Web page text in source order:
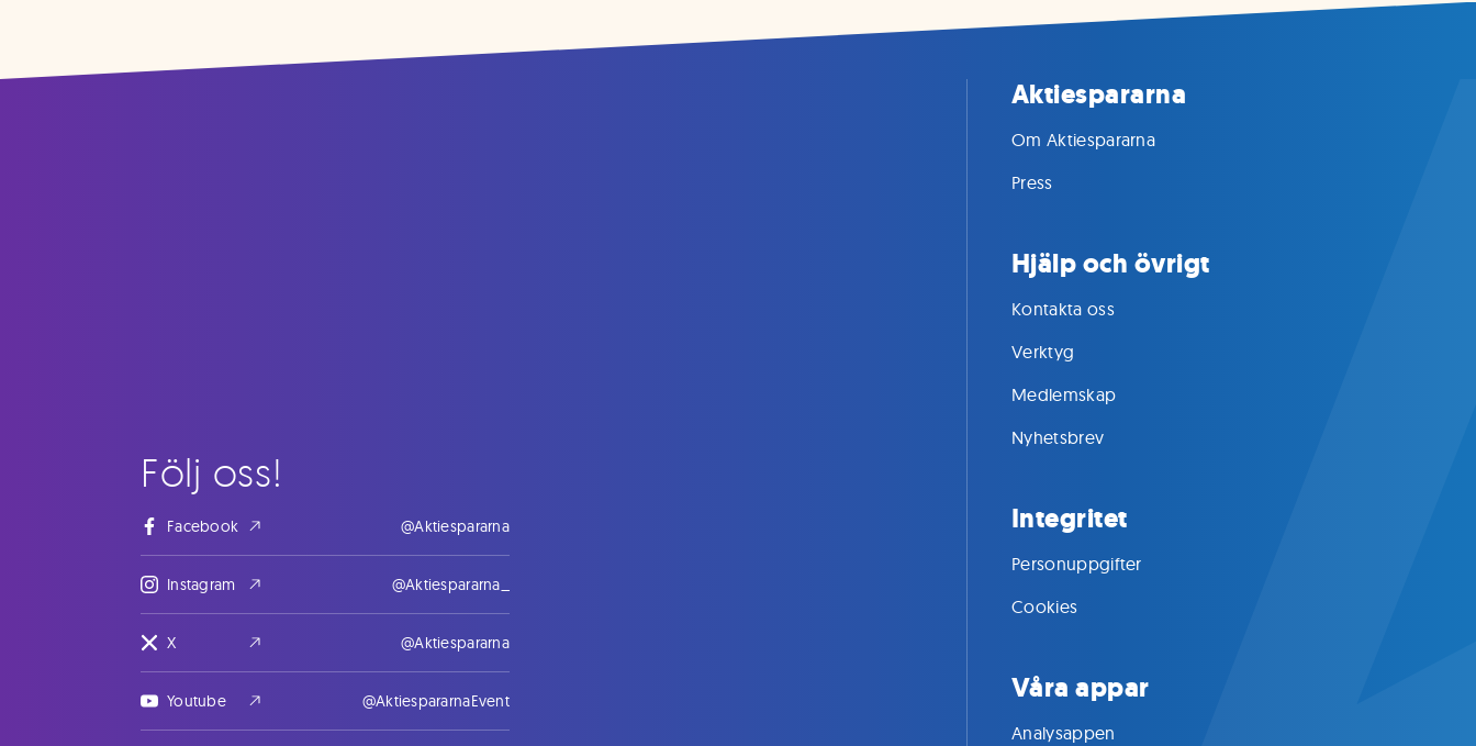
Följ oss!
Facebook @Aktiespararna
Instagram @Aktiespararna_
X @Aktiespararna
Youtube @AktiespararnaEvent
Aktiespararna
Om Aktiespararna
Press
Hjälp och övrigt
Kontakta oss
Verktyg
Medlemskap
Nyhetsbrev
Integritet
Personuppgifter
Cookies
Våra appar
Analysappen